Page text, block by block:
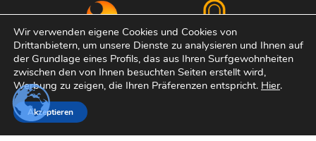
b
o
o
k
b
e
e
r
e
s
t
Copyright© 2026 Varobath | Erledigt von:
Wir verwenden eigene Cookies und Cookies von
Drittanbietern, um unsere Dienste zu analysieren und Ihnen auf
der Grundlage eines Profils, das aus Ihren Surfgewohnheiten
zwischen den von Ihnen besuchten Seiten erstellt wird,
Werbung zu zeigen, die Ihren Präferenzen entspricht. Hier.
Akzeptieren